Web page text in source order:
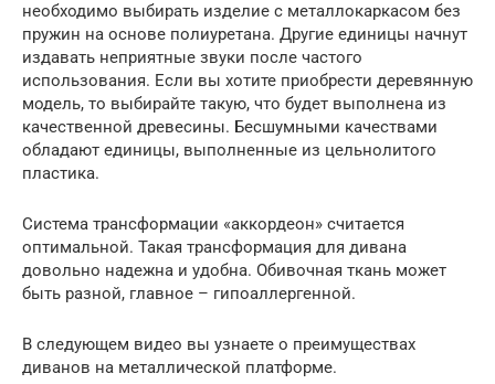
необходимо выбирать изделие с металлокаркасом без
пружин на основе полиуретана. Другие единицы начнут
издавать неприятные звуки после частого
использования. Если вы хотите приобрести деревянную
модель, то выбирайте такую, что будет выполнена из
качественной древесины. Бесшумными качествами
обладают единицы, выполненные из цельнолитого
пластика.
Система трансформации «аккордеон» считается
оптимальной. Такая трансформация для дивана
довольно надежна и удобна. Обивочная ткань может
быть разной, главное – гипоаллергенной.
В следующем видео вы узнаете о преимуществах
диванов на металлической платформе.